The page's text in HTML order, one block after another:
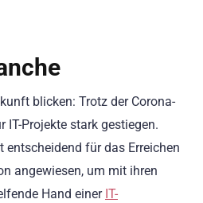
blicken: Trotz der Corona-
IT-Projekte stark gestiegen.
für das Erreichen
angewiesen, um mit ihren
Hand einer IT-